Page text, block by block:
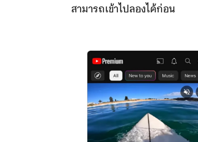
สามารถเข้าไปลองได้ก่อน